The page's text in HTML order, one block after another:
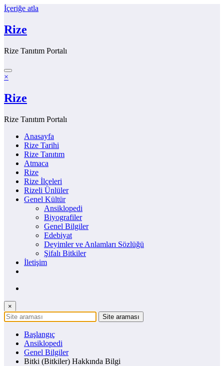
İçeriğe atla
Rize
Rize Tanıtım Portalı
×
Rize
Rize Tanıtım Portalı
Anasayfa
Rize Tarihi
Rize Tanıtım
Atmaca
Rize
Rize İlçeleri
Rizeli Ünlüler
Genel Kültür
Ansiklopedi
Biyografiler
Genel Bilgiler
Edebiyat
Deyimler ve Anlamları Sözlüğü
Şifalı Bitkiler
İletişim
×
Başlangıç
Ansiklopedi
Genel Bilgiler
Bitki (Bitkiler) Hakkında Bilgi